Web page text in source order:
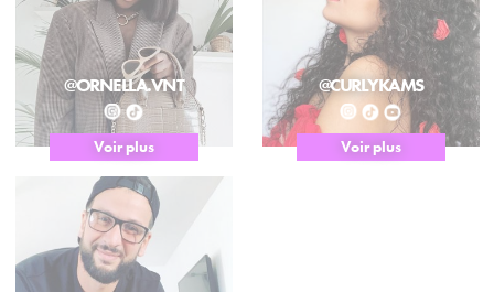
@ORNELLA.VNT
Voir plus
@CURLYKAMS
Voir plus